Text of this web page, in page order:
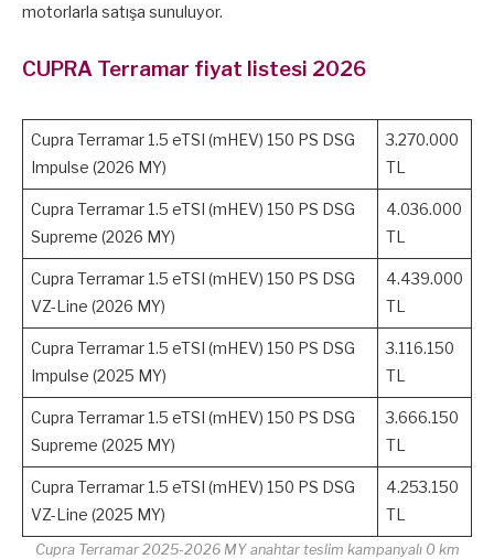
motorlarla satışa sunuluyor.
CUPRA Terramar fiyat listesi 2026
Cupra Terramar 1.5 eTSI (mHEV) 150 PS DSG
Impulse (2026 MY)
3.270.000
TL
Cupra Terramar 1.5 eTSI (mHEV) 150 PS DSG
Supreme (2026 MY)
4.036.000
TL
Cupra Terramar 1.5 eTSI (mHEV) 150 PS DSG
VZ-Line (2026 MY)
4.439.000
TL
Cupra Terramar 1.5 eTSI (mHEV) 150 PS DSG
Impulse (2025 MY)
3.116.150
TL
Cupra Terramar 1.5 eTSI (mHEV) 150 PS DSG
Supreme (2025 MY)
3.666.150
TL
Cupra Terramar 1.5 eTSI (mHEV) 150 PS DSG
VZ-Line (2025 MY)
4.253.150
TL
Cupra Terramar 2025-2026 MY anahtar teslim kampanyalı 0 km